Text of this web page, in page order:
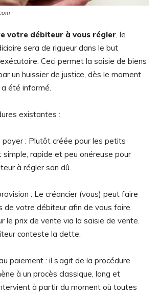
votre débiteur à vous régler, le
sera de rigueur dans le but
Ceci permet la saisie de biens
un huissier de justice, dès le moment
été informé.
existantes :
payer : Plutôt créée pour les petits
simple, rapide et peu onéreuse pour
à régler son dû.
: Le créancier (vous) peut faire
de votre débiteur afin de vous faire
le prix de vente via la saisie de vente.
conteste la dette.
paiement : il s’agit de la procédure
à un procès classique, long et
à partir du moment où toutes